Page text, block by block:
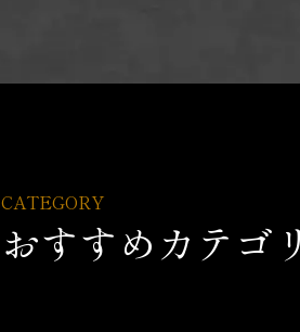
CATEGORY
おすすめカテゴ